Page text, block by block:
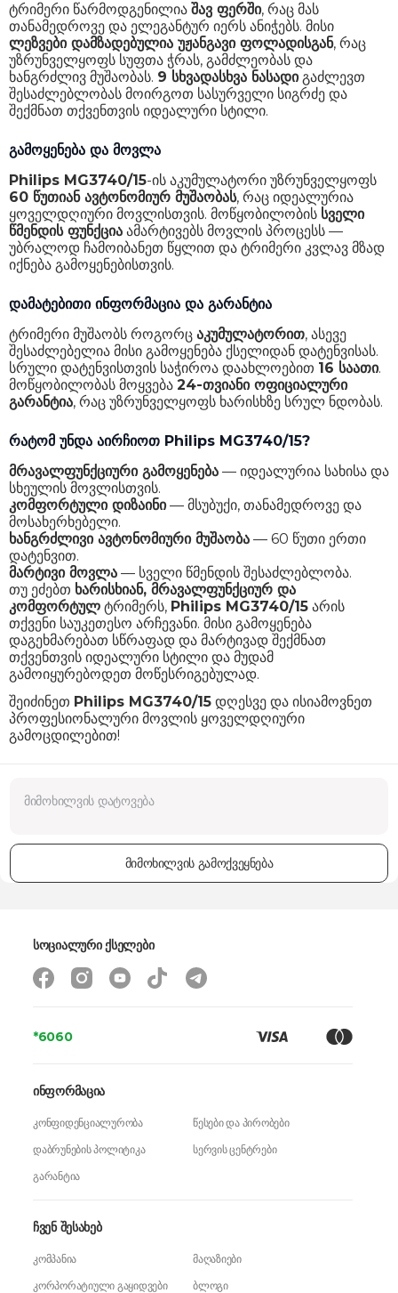
ტრიმერი წარმოდგენილია შავ ფერში, რაც მას
თანამედროვე და ელეგანტურ იერს ანიჭებს. მისი
ლეზვები დამზადებულია უჟანგავი ფოლადისგან, რაც
უზრუნველყოფს სუფთა ჭრას, გამძლეობას და
ხანგრძლივ მუშაობას. 9 სხვადასხვა ნასადიგაძლევთ
შესაძლებლობას მოირგოთ სასურველი სიგრძე და
შექმნათ თქვენთვის იდეალური სტილი.
გამოყენება და მოვლა
Philips MG3740/15-ის აკუმულატორი უზრუნველყოფს
60 წუთიან ავტონომიურ მუშაობას, რაც იდეალურია
ყოველდღიური მოვლისთვის. მოწყობილობის სველი
წმენდის ფუნქცია ამარტივებს მოვლის პროცესს —
უბრალოდ ჩამოიბანეთ წყლით და ტრიმერი კვლავ მზად
იქნება გამოყენებისთვის.
დამატებითი ინფორმაცია და გარანტია
ტრიმერი მუშაობს როგორც აკუმულატორით, ასევე
შესაძლებელია მისი გამოყენება ქსელიდან დატენვისას.
სრული დატენვისთვის საჭიროა დაახლოებით 16 საათი.
მოწყობილობას მოყვება 24-თვიანი ოფიციალური
გარანტია, რაც უზრუნველყოფს ხარისხზე სრულ ნდობას.
რატომ უნდა აირჩიოთ Philips MG3740/15?
მრავალფუნქციური გამოყენება — იდეალურია სახისა და
სხეულის მოვლისთვის.
კომფორტული დიზაინი— მსუბუქი, თანამედროვე და
მოსახერხებელი.
ხანგრძლივი ავტონომიური მუშაობა — 60 წუთი ერთი
დატენვით.
მარტივი მოვლა — სველი წმენდის შესაძლებლობა.
თუ ეძებთ ხარისხიან, მრავალფუნქციურ და
კომფორტულ ტრიმერს, Philips MG3740/15 არის
თქვენი საუკეთესო არჩევანი. მისი გამოყენება
დაგეხმარებათ სწრაფად და მარტივად შექმნათ
თქვენთვის იდეალური სტილი და მუდამ
გამოიყურებოდეთ მოწესრიგებულად.
შეიძინეთ Philips MG3740/15 დღესვე და ისიამოვნეთ
პროფესიონალური მოვლის ყოველდღიური
გამოცდილებით!
მიმოხილვის გამოქვეყნება
*6060
ჩვენ შესახებ
კომპანია
მაღაზიები
კორპორატიული გაყიდვები
ბლოგი
ინფორმაცია
კონფიდენციალურობა
წესები და პირობები
დაბრუნების პოლიტიკა
სერვის ცენტრები
გარანტია
სოციალური ქსელები